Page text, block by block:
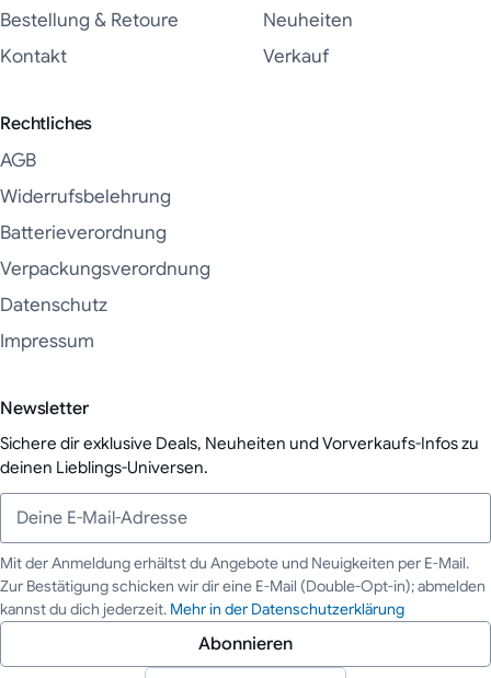
Bestellung & Retoure
Kontakt
Neuheiten
Verkauf
Rechtliches
AGB
Widerrufsbelehrung
Batterieverordnung
Verpackungsverordnung
Datenschutz
Impressum
Newsletter
Sichere dir exklusive Deals, Neuheiten und Vorverkaufs-Infos zu
deinen Lieblings-Universen.
Deine E-Mail-Adresse
Mit der Anmeldung erhältst du Angebote und Neuigkeiten per E-Mail.
Zur Bestätigung schicken wir dir eine E-Mail (Double-Opt-in); abmelden
kannst du dich jederzeit. Mehr in der Datenschutzerklärung
Abonnieren